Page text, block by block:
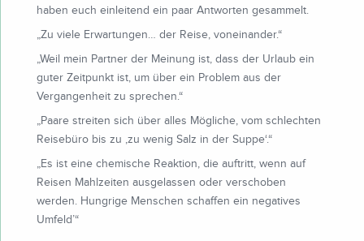
haben euch einleitend ein paar Antworten gesammelt.
„Zu viele Erwartungen… der Reise, voneinander.“
„Weil mein Partner der Meinung ist, dass der Urlaub ein
guter Zeitpunkt ist, um über ein Problem aus der
Vergangenheit zu sprechen.“
„Paare streiten sich über alles Mögliche, vom schlechten
Reisebüro bis zu ‚zu wenig Salz in der Suppe‘.“
„Es ist eine chemische Reaktion, die auftritt, wenn auf
Reisen Mahlzeiten ausgelassen oder verschoben
werden. Hungrige Menschen schaffen ein negatives
Umfeld’“